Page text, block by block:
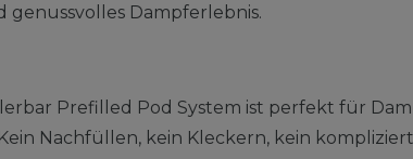
Dampferlebnis.
Prefilled Pod System ist perfekt für
Nachfüllen, kein Kleckern, kein